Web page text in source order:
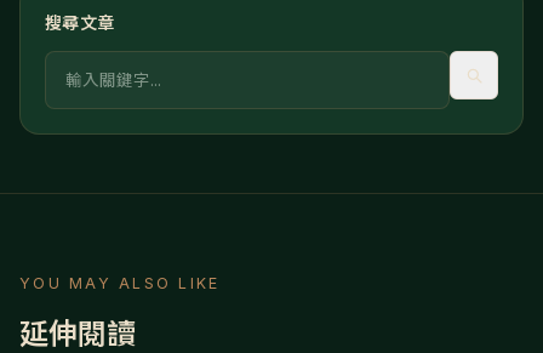
搜尋文章
關鍵字
YOU MAY ALSO LIKE
延伸閱讀